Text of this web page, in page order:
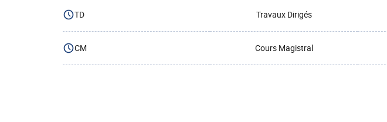
TD Travaux Dirigés
CM Cours Magistral